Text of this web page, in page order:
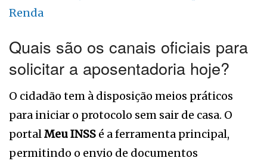
Renda
Quais são os canais oficiais para
solicitar a aposentadoria hoje?
O cidadão tem à disposição meios práticos
para iniciar o protocolo sem sair de casa. O
portalMeu INSS é a ferramenta principal,
permitindo o envio de documentos